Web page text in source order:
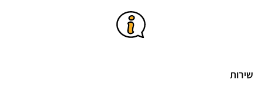
שירות